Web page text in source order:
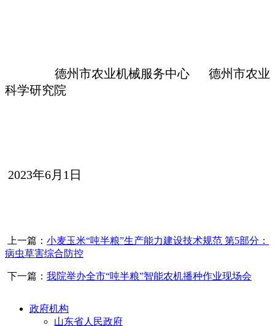
德州市农业机械服务中心 德州市农业
科学研究院
2023年6月1日
上一篇： 小麦玉米“吨半粮”生产能力建设技术规范 第5部分：
病虫草害综合防控
下一篇： 我院举办全市“吨半粮”智能农机播种作业现场会
政府机构
山东省人民政府